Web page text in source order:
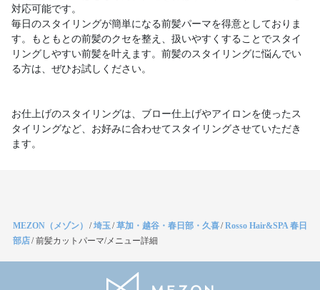
対応可能です。
毎日のスタイリングが簡単になる前髪パーマを得意としておりま
す。もともとの前髪のクセを整え、扱いやすくすることでスタイ
リングしやすい前髪を叶えます。前髪のスタイリングに悩んでい
る方は、ぜひお試しください。
お仕上げのスタイリングは、ブロー仕上げやアイロンを使ったス
タイリングなど、お好みに合わせてスタイリングさせていただき
ます。
MEZON（メゾン） /埼玉/草加・越谷・春日部・久喜/Rosso Hair&SPA 春日
部店/前髪カットパーマ/メニュー詳細